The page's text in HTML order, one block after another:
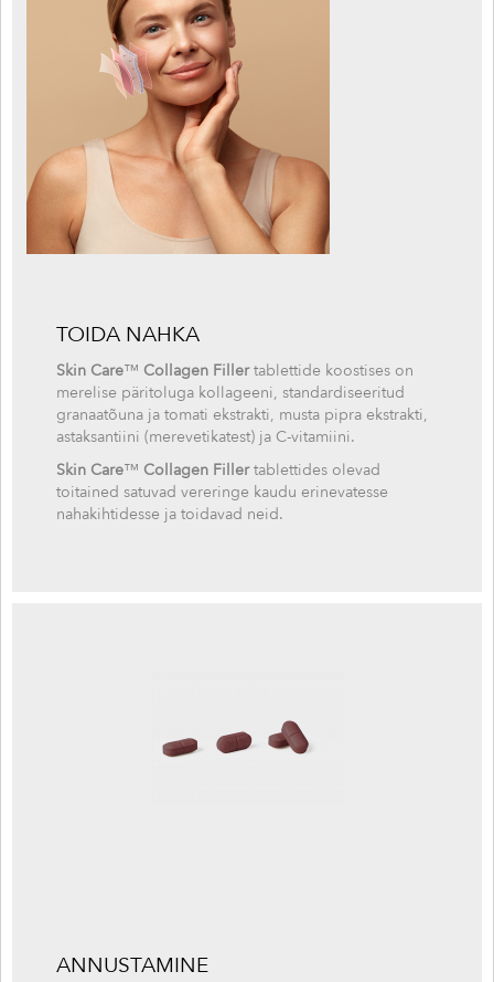
TOIDA NAHKA
Skin Care™ Collagen Fillertablettide koostises on
merelise päritoluga kollageeni, standardiseeritud
granaatõuna ja tomati ekstrakti, musta pipra ekstrakti,
astaksantiini (merevetikatest) ja C-vitamiini.
Skin Care™ Collagen Fillertablettides olevad
toitained satuvad vereringe kaudu erinevatesse
nahakihtidesse ja toidavad neid.
ANNUSTAMINE